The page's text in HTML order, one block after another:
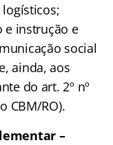
e instrução e
social
ainda, aos
do art. 2º nº
CBM/RO).
–